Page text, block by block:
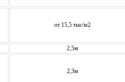
от 15,5 тыс/м2
2,5м
2,3м